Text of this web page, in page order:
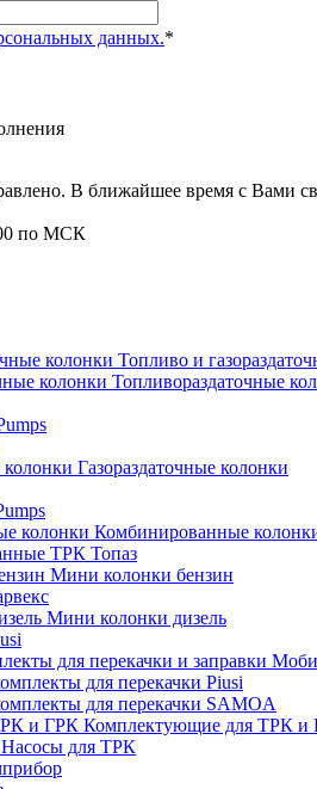
данных.*
В ближайшее время с Вами
по МСК
Топливо и
Топливораздаточные
Газораздаточные колонки
Комбинированные
ТРК Топаз
Мини колонки бензин
Мини колонки дизель
для перекачки Piusi
для перекачки SAMOA
Комплектующие для ТРК и
Насосы для ТРК